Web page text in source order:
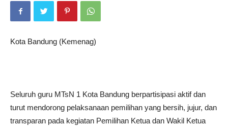
Kota Bandung (Kemenag)
Seluruh guru MTsN 1 Kota Bandung berpartisipasi aktif dan
turut mendorong pelaksanaan pemilihan yang bersih, jujur, dan
transparan pada kegiatan Pemilihan Ketua dan Wakil Ketua